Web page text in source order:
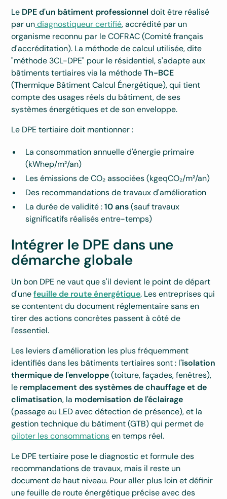
Le DPE d'un bâtiment professionnel doit être réalisé
par undiagnostiqueur certifié, accrédité par un
organisme reconnu par le COFRAC (Comité français
d'accréditation). La méthode de calcul utilisée, dite
"méthode 3CL-DPE" pour le résidentiel, s'adapte aux
bâtiments tertiaires via la méthodeTh-BCE
(Thermique Bâtiment Calcul Énergétique), qui tient
compte des usages réels du bâtiment, de ses
systèmes énergétiques et de son enveloppe.
Le DPE tertiaire doit mentionner :
La consommation annuelle d'énergie primaire
(kWhep/m²/an)
Les émissions de CO₂ associées (kgeqCO₂/m²/an)
Des recommandations de travaux d'amélioration
La durée de validité :10 ans(sauf travaux
significatifs réalisés entre-temps)
Intégrer le DPE dans une
démarche globale
Un bon DPE ne vaut que s'il devient le point de départ
d'unefeuille de route énergétique. Les entreprises qui
se contentent du document réglementaire sans en
tirer des actions concrètes passent à côté de
l'essentiel.
Les leviers d'amélioration les plus fréquemment
identifiés dans les bâtiments tertiaires sont : l'isolation
thermique de l'enveloppe(toiture, façades, fenêtres),
le remplacement des systèmes de chauffage et de
climatisation, la modernisation de l'éclairage
(passage au LED avec détection de présence), et la
gestion technique du bâtiment (GTB) qui permet de
piloter les consommationsen temps réel.
Le DPE tertiaire pose le diagnostic et formule des
recommandations de travaux, mais il reste un
document de haut niveau. Pour aller plus loin et définir
une feuille de route énergétique précise avec des